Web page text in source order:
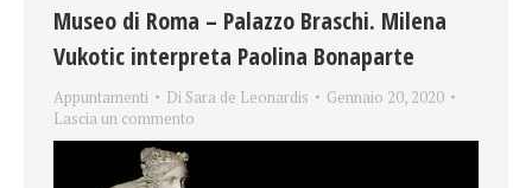
Museo di Roma – Palazzo Braschi. Milena
Vukotic interpreta Paolina Bonaparte
Appuntamenti Di Sara de Leonardis
Gennaio 20, 2020
Lascia un commento